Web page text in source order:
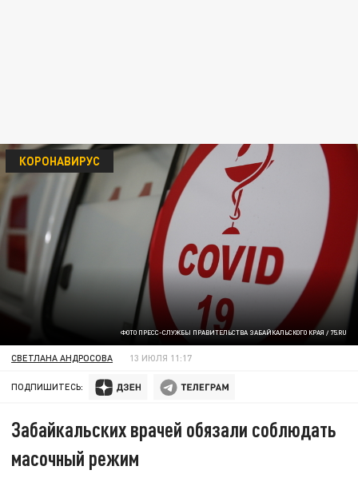
ФОТО ПРЕСС-СЛУЖБЫ ПРАВИТЕЛЬСТВА ЗАБАЙКАЛЬСКОГО КРАЯ / 75.RU
КОРОНАВИРУС
СВЕТЛАНА АНДРОСОВА 13 ИЮЛЯ 11:17
ПОДПИШИТЕСЬ:
Забайкальских врачей обязали соблюдать
масочный режим